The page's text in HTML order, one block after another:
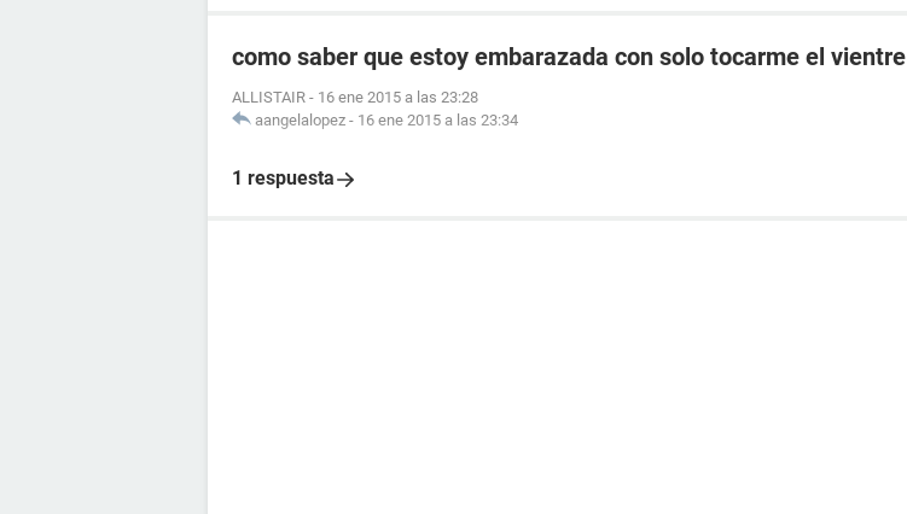
como saber que estoy embarazada con solo tocarme el vientre
ALLISTAIR - 16 ene 2015 a las 23:28
aangelalopez - 16 ene 2015 a las 23:34
1 respuesta